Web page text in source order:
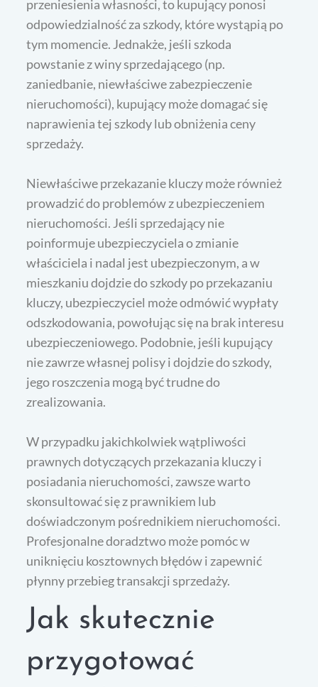
przeniesienia własności, to kupujący ponosi
odpowiedzialność za szkody, które wystąpią po
tym momencie. Jednakże, jeśli szkoda
powstanie z winy sprzedającego (np.
zaniedbanie, niewłaściwe zabezpieczenie
nieruchomości), kupujący może domagać się
naprawienia tej szkody lub obniżenia ceny
sprzedaży.
Niewłaściwe przekazanie kluczy może również
prowadzić do problemów z ubezpieczeniem
nieruchomości. Jeśli sprzedający nie
poinformuje ubezpieczyciela o zmianie
właściciela i nadal jest ubezpieczonym, a w
mieszkaniu dojdzie do szkody po przekazaniu
kluczy, ubezpieczyciel może odmówić wypłaty
odszkodowania, powołując się na brak interesu
ubezpieczeniowego. Podobnie, jeśli kupujący
nie zawrze własnej polisy i dojdzie do szkody,
jego roszczenia mogą być trudne do
zrealizowania.
W przypadku jakichkolwiek wątpliwości
prawnych dotyczących przekazania kluczy i
posiadania nieruchomości, zawsze warto
skonsultować się z prawnikiem lub
doświadczonym pośrednikiem nieruchomości.
Profesjonalne doradztwo może pomóc w
uniknięciu kosztownych błędów i zapewnić
płynny przebieg transakcji sprzedaży.
Jak skutecznie
przygotować